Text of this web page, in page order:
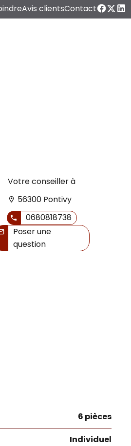
Avis clientsContact
Votre conseiller à
56300 Pontivy
0680818738
Poser une
question
6 pièces
Individuel